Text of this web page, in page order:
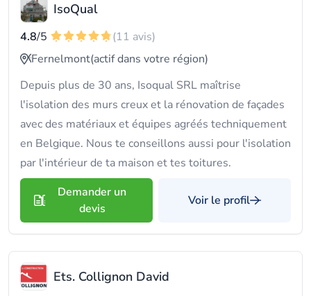
IsoQual
4.8/5
(11 avis)
Fernelmont(actif dans votre région)
Depuis plus de 30 ans, Isoqual SRL maîtrise
l'isolation des murs creux et la rénovation de façades
avec des matériaux et équipes agréés techniquement
en Belgique. Nous te conseillons aussi pour l'isolation
par l'intérieur de ta maison et tes toitures.
Demander un
devis
Voir le profil
Ets. Collignon David